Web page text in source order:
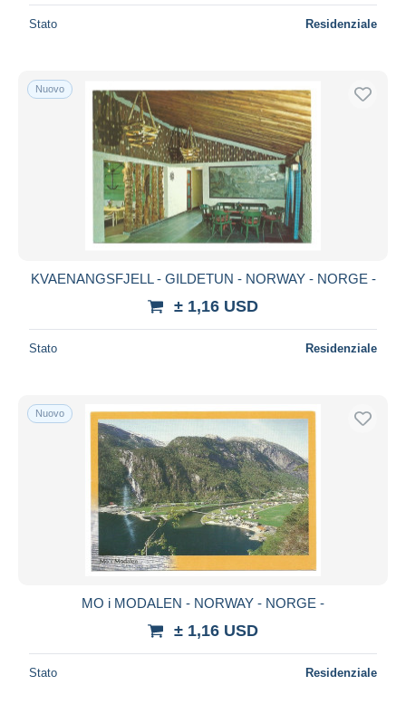
Stato Residenziale
Nuovo
KVAENANGSFJELL - GILDETUN - NORWAY - NORGE -
± 1,16 USD
Stato Residenziale
Nuovo
MO i MODALEN - NORWAY - NORGE -
± 1,16 USD
Stato Residenziale